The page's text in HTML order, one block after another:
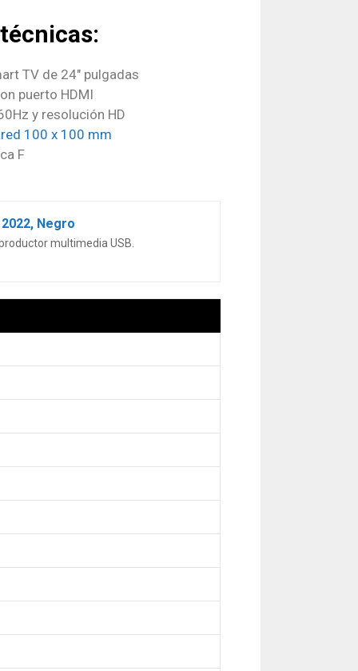
TV de 24″ pulgadas
puerto HDMI
y resolución HD
100 x 100 mm
F
Negro
multimedia USB.